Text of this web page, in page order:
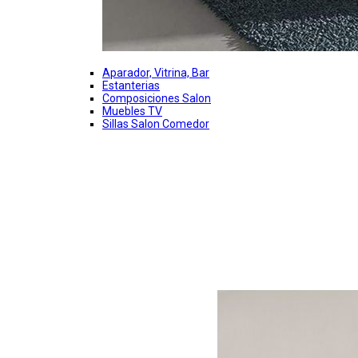
Aparador, Vitrina, Bar
Estanterias
Composiciones Salon
Muebles TV
Sillas Salon Comedor